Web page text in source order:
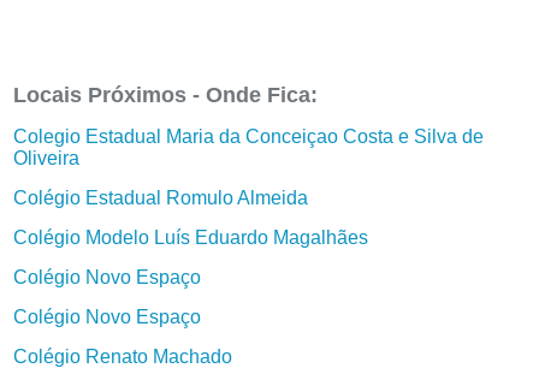
Locais Próximos - Onde Fica:
Colegio Estadual Maria da Conceiçao Costa e Silva de
Oliveira
Colégio Estadual Romulo Almeida
Colégio Modelo Luís Eduardo Magalhães
Colégio Novo Espaço
Colégio Novo Espaço
Colégio Renato Machado